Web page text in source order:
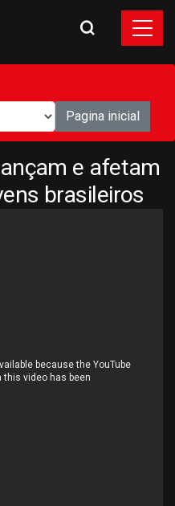
Pagina inicial
e afetam
brasileiros